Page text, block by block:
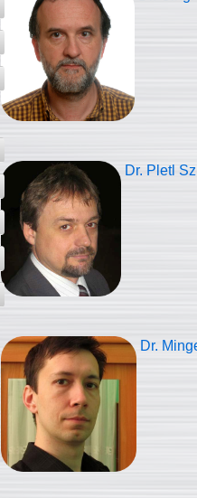
Dr. Pletl
Dr.